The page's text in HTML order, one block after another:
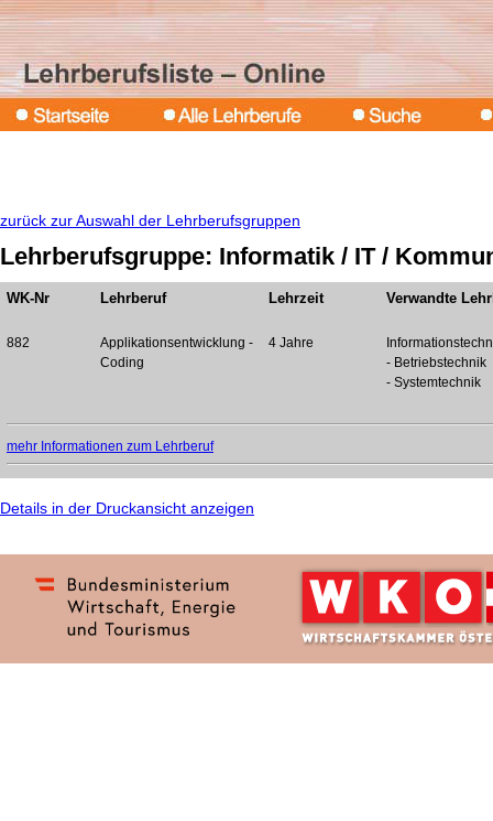
zurück zur Auswahl der Lehrberufsgruppen
Lehrberufsgruppe: Informatik / IT /
WK-Nr Lehrberuf Lehrzeit Verwandte
882
Applikationsentwicklung -
Coding
4 Jahre
- Betriebstechnik
- Systemtechnik
mehr Informationen zum Lehrberuf
Details in der Druckansicht anzeigen